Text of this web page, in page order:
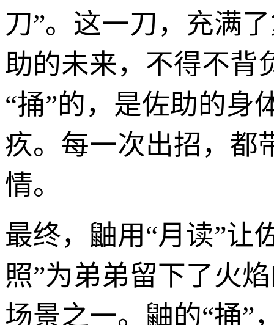
刀”。这一刀，充满
助的未来，不得不背
“捅”的，是佐助的身
疚。每一次出招，都
情。
最终，鼬用“月读”让
照”为弟弟留下了火
场景之一。鼬的“捅”